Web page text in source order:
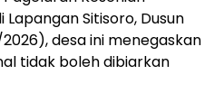
Sitisoro, Dusun
desa ini menegaskan
tidak boleh dibiarkan